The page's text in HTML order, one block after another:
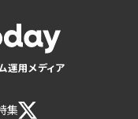
運用メディア
集